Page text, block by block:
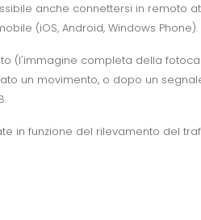
anche connettersi in remoto
(iOS, Android, Windows Phone).
(l'immagine completa della
un movimento, o dopo un
in funzione del rilevamento del